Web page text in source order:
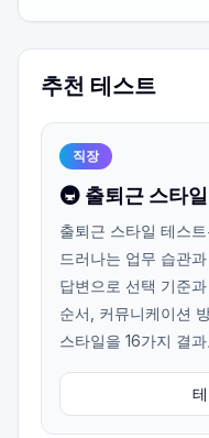
추천 테스트
직장
🚇 출퇴근 스타
출퇴근 스타일 테스
드러나는 업무 습관
답변으로 선택 기준
순서, 커뮤니케이션
스타일을 16가지 결